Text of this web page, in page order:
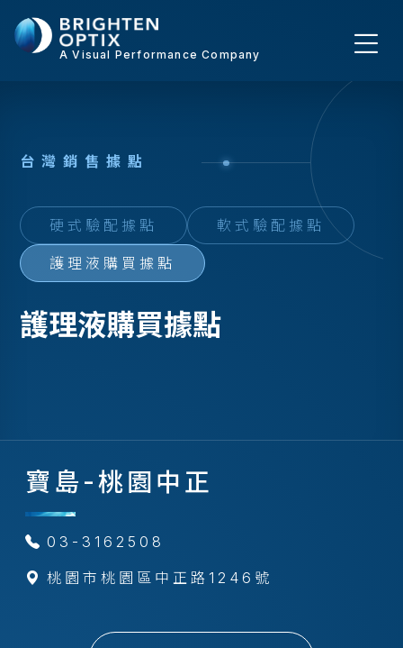
A Visual Performance Company
台灣銷 售據點
硬式驗配據點 軟式驗配據點
護理液購買據點
護理液購買據點
寶島-桃園中正
03-3162508
桃園市桃園區中正路1246號